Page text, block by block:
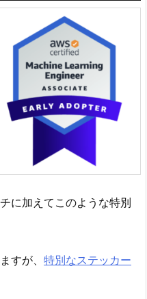
に加えてこのような特別
すが、 特別なステッカー